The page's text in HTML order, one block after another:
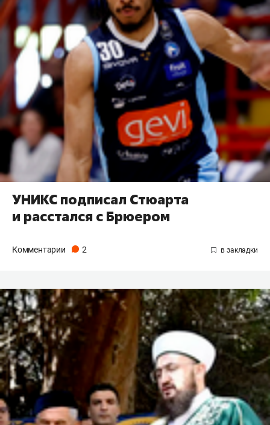
УНИКС подписал Стюарта
и расстался с Брюером
Комментарии 2